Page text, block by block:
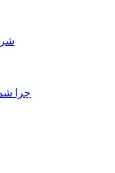
چرا